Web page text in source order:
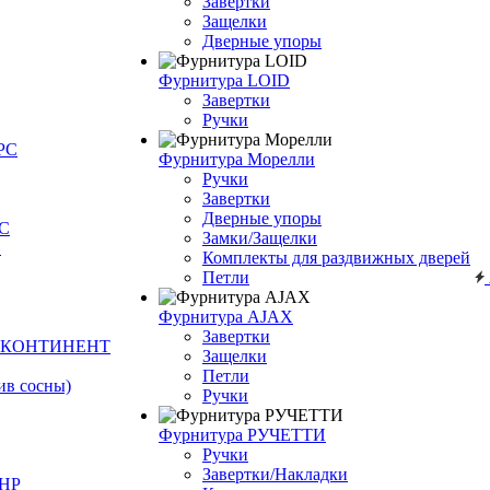
КОНТИНЕНТ
сосны)
Защелки
Дверные упоры
Фурнитура LOID
Завертки
Ручки
Фурнитура Морелли
Ручки
Завертки
Дверные упоры
Замки/Защелки
Комплекты для раздвижных дверей
Петли
Фурнитура AJAX
Завертки
Защелки
Петли
Ручки
Фурнитура РУЧЕТТИ
Ручки
Завертки/Накладки